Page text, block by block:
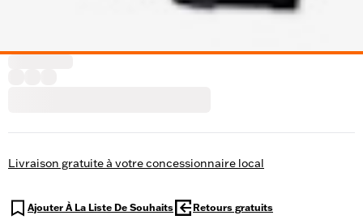
Livraison gratuite à votre concessionnaire local
Ajouter À La Liste De Souhaits Retours gratuits